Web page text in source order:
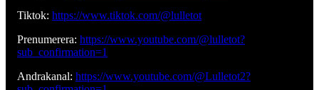
Tiktok: https://www.tiktok.com/@lulletot
Prenumerera: https://www.youtube.com/@lulletot?
sub_confirmation=1
Andrakanal: https://www.youtube.com/@Lulletot2?